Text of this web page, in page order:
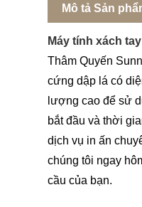
Mô tả Sản
Máy tính xách
Thâm Quyến
cứng dập lá có
lượng cao để sử
bắt đầu và thời
dịch vụ in ấn
chúng tôi ngay
cầu của bạn.